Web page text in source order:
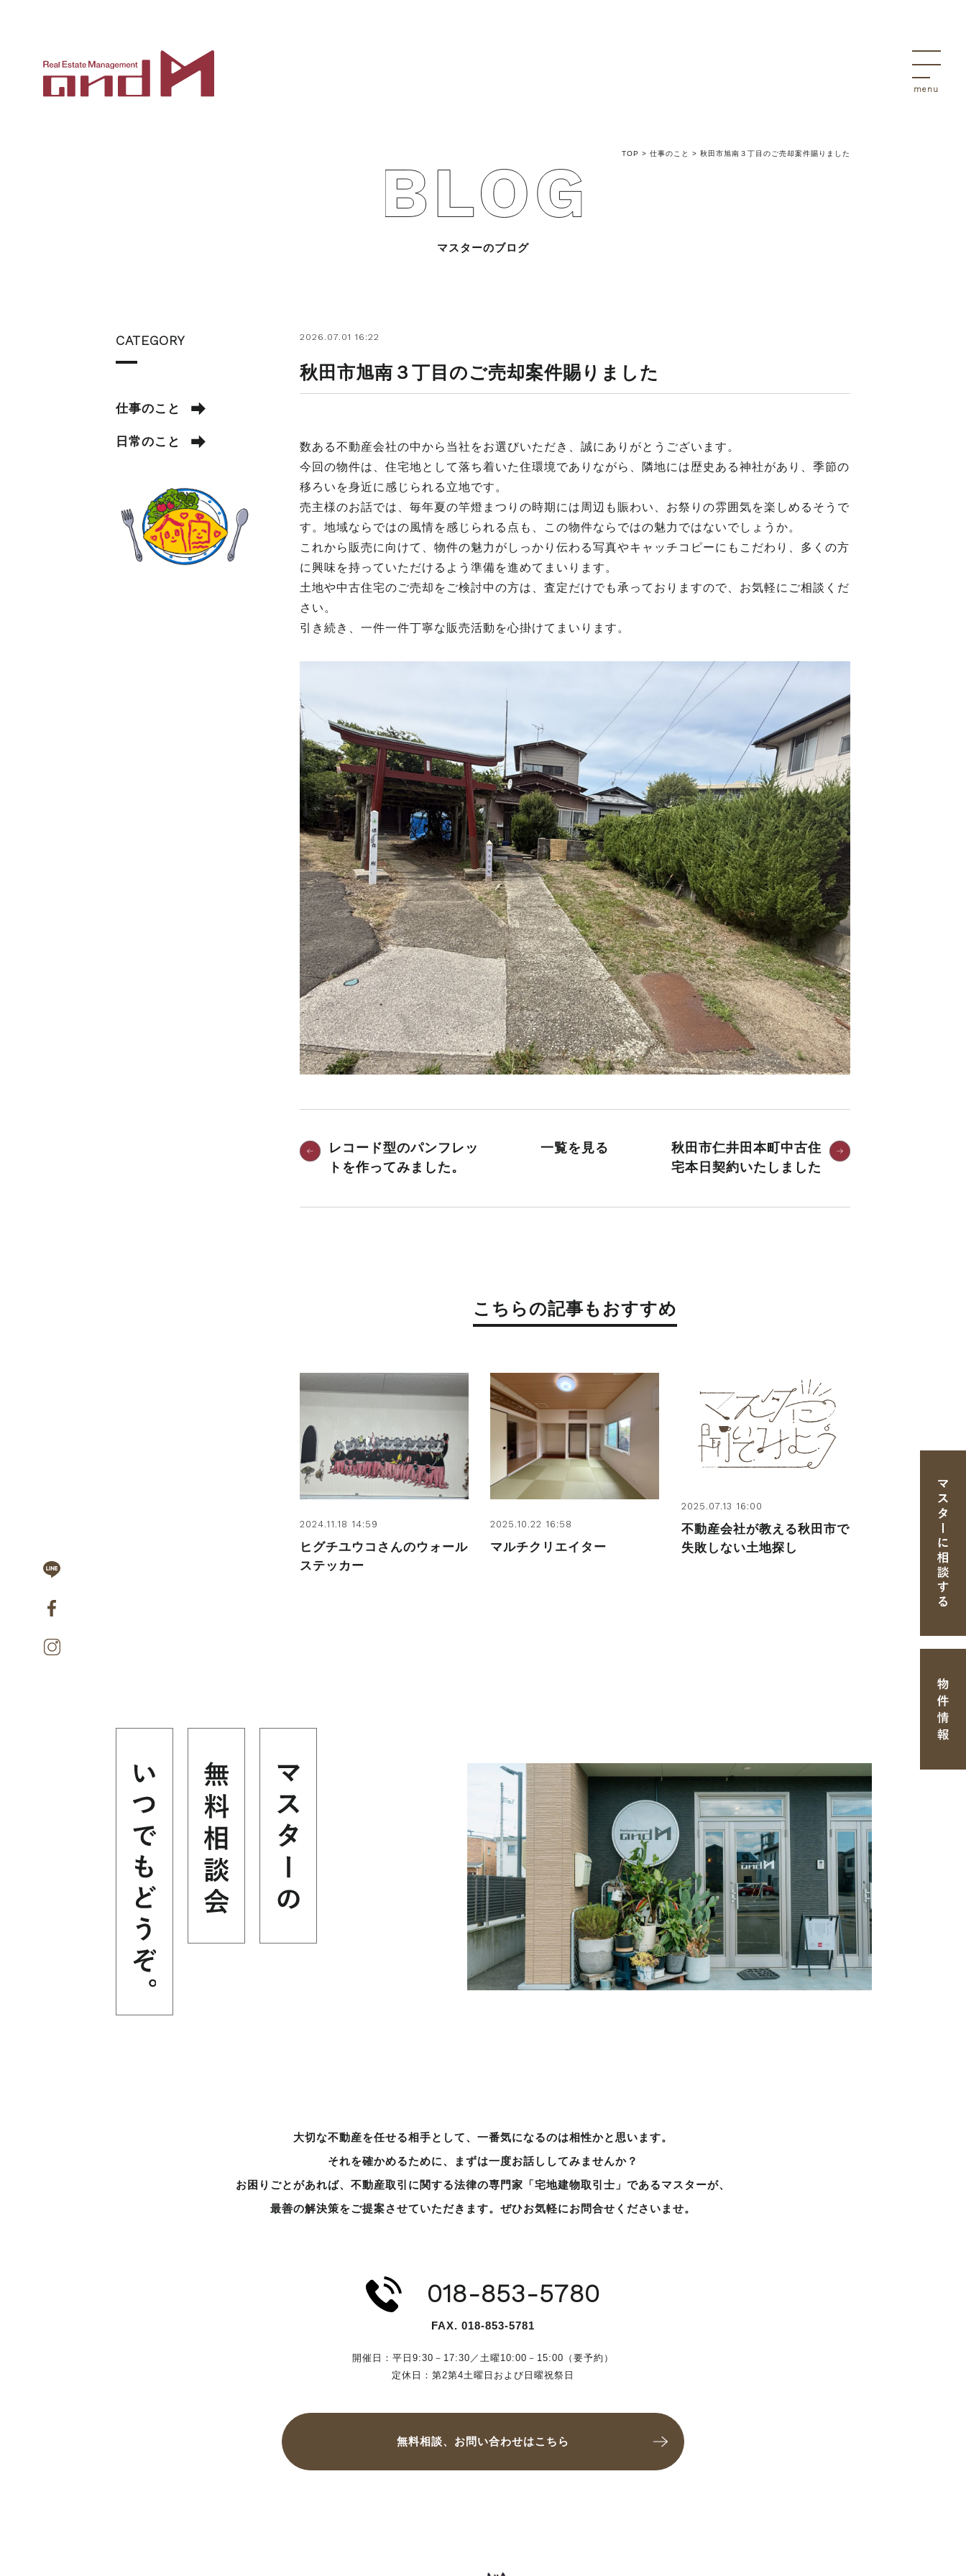
会社概要
TOP > 仕事のこと > 秋田市旭南３丁目のご売却案件賜りました
マスターのブログ
2026.07.01 16:22
秋田市旭南３丁目のご売却案件賜りました
数ある不動産会社の中から当社をお選びいただき、誠にありがとうございます。
今回の物件は、住宅地として落ち着いた住環境でありながら、隣地には歴史ある神社があり、季節の
移ろいを身近に感じられる立地です。
売主様のお話では、毎年夏の竿燈まつりの時期には周辺も賑わい、お祭りの雰囲気を楽しめるそうで
す。地域ならではの風情を感じられる点も、この物件ならではの魅力ではないでしょうか。
これから販売に向けて、物件の魅力がしっかり伝わる写真やキャッチコピーにもこだわり、多くの方
に興味を持っていただけるよう準備を進めてまいります。
土地や中古住宅のご売却をご検討中の方は、査定だけでも承っておりますので、お気軽にご相談くだ
さい。
引き続き、一件一件丁寧な販売活動を心掛けてまいります。
レコード型のパンフレッ
トを作ってみました。
一覧を見る
秋田市仁井田本町中古住
宅本日契約いたしました
こちらの記事もおすすめ
2024.11.18 14:59
ヒグチユウコさんのウォール
ステッカー
2025.10.22 16:58
マルチクリエイター
2025.07.13 16:00
不動産会社が教える秋田市で
失敗しない土地探し
CATEGORY
仕事のこと
日常のこと
大切な不動産を任せる相手として、 一番気になるのは相性かと思います。
それを確かめるために、 まずは一度お話ししてみませんか？
お困りごとがあれば、 不動産取引に関する法律の専門家「宅地建物取引士」 であるマスターが、
最善の解決策をご提案させていただきます。 ぜひお気軽にお問合せくださいませ。
018-853-5780
FAX. 018-853-5781
開催日：平日9:30－17:30／ 土曜10:00－15:00（要予約）
定休日：第2第4土曜日および日曜祝祭日
無料相談、お問い合わせはこちら